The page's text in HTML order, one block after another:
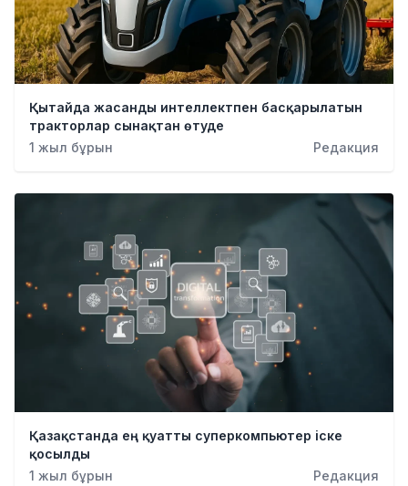
Қытайда жасанды интеллектпен басқарылатын
тракторлар сынақтан өтуде
1 жыл бұрын
Редакция
Қазақстанда ең қуатты суперкомпьютер іске
қосылды
1 жыл бұрын
Редакция